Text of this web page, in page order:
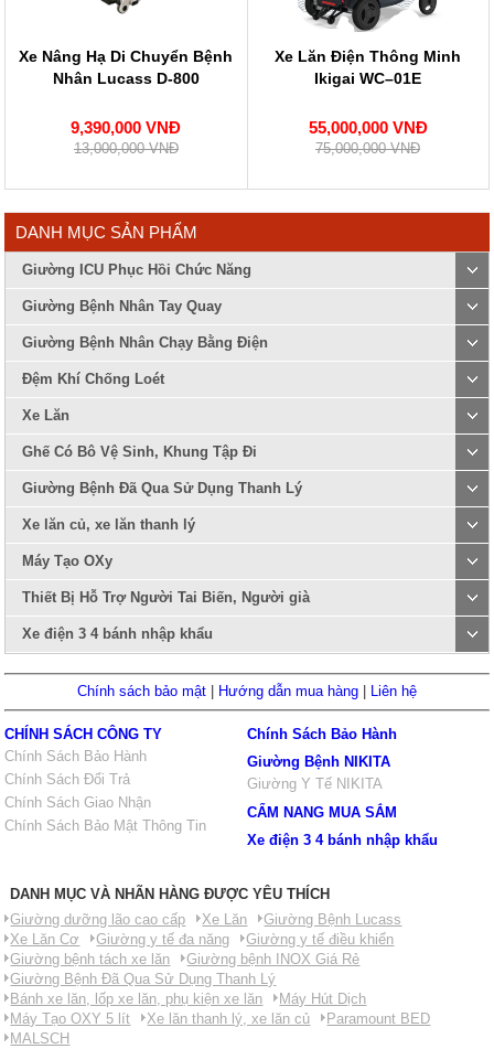
Xe Nâng Hạ Di Chuyển Bệnh
Nhân Lucass D-800
9,390,000 VNĐ
13,000,000 VNĐ
Xe Lăn Điện Thông Minh
Ikigai WC–01E
55,000,000 VNĐ
75,000,000 VNĐ
DANH MỤC SẢN PHẨM
Giường ICU Phục Hồi Chức Năng
Giường Bệnh Nhân Tay Quay
Giường Bệnh Nhân Chạy Bằng Điện
Đệm Khí Chống Loét
Xe Lăn
Ghế Có Bô Vệ Sinh, Khung Tập Đi
Giường Bệnh Đã Qua Sử Dụng Thanh Lý
Xe lăn củ, xe lăn thanh lý
Máy Tạo OXy
Thiết Bị Hỗ Trợ Người Tai Biến, Người già
Xe điện 3 4 bánh nhập khẩu
Chính sách bảo mật Hướng dẫn mua hàng Liên hệ
CHÍNH SÁCH CÔNG TY
Chính Sách Bảo Hành
Chính Sách Đổi Trả
Chính Sách Giao Nhận
Chính Sách Bảo Mật Thông Tin
Chính Sách Bảo Hành
Giường Bệnh NIKITA
Giường Y Tế NIKITA
CẨM NANG MUA SẮM
Xe điện 3 4 bánh nhập khẩu
DANH MỤC VÀ NHÃN HÀNG ĐƯỢC YÊU THÍCH
Giường dưỡng lão cao cấp
Xe Lăn
Giường Bệnh Lucass
Xe Lăn Cơ
Giường y tế đa năng
Giường y tế điều khiển
Giường bệnh tách xe lăn
Giường bệnh INOX Giá Rẻ
Giường Bệnh Đã Qua Sử Dụng Thanh Lý
Bánh xe lăn, lốp xe lăn, phụ kiện xe lăn
Máy Hút Dịch
Máy Tạo OXY 5 lít
Xe lăn thanh lý, xe lăn củ
Paramount BED
MALSCH